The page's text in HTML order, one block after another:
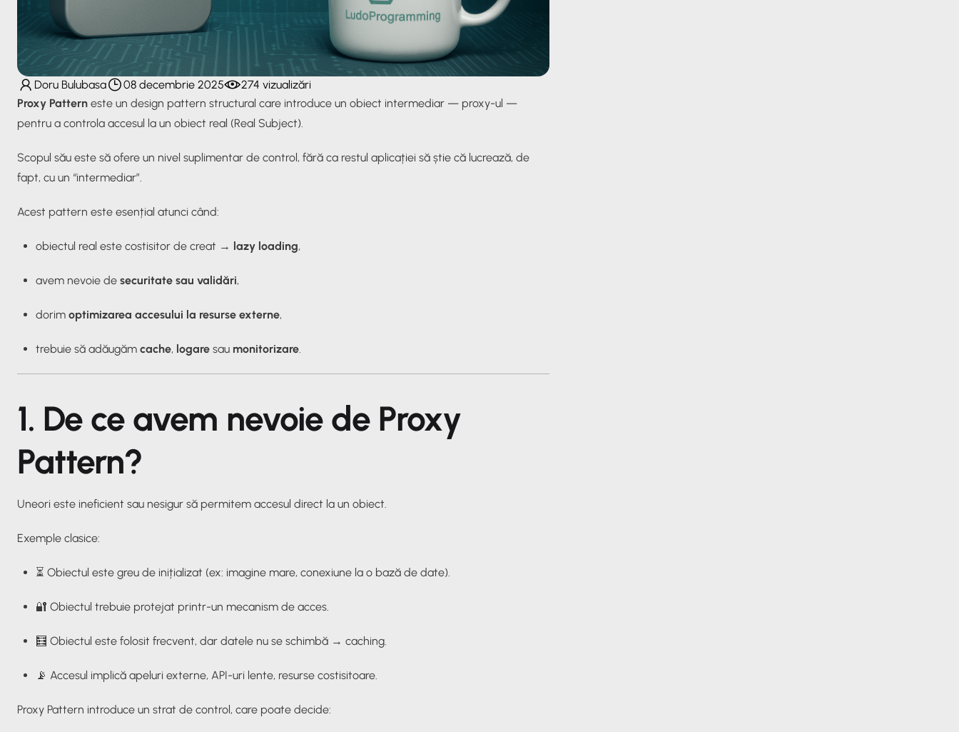
Doru Bulubasa 08 decembrie 2025
274 vizualizări
Proxy Pattern este un design pattern structural care introduce un obiect intermediar — proxy-ul —
pentru a controla accesul la un obiect real (Real Subject).
Scopul său este să ofere un nivel suplimentar de control, fără ca restul aplicației să știe că lucrează, de
fapt, cu un “intermediar”.
Acest pattern este esențial atunci când:
obiectul real este costisitor de creat → lazy loading,
avem nevoie de securitate sau validări,
dorim optimizarea accesului la resurse externe,
trebuie să adăugăm cache, logaresau monitorizare.
1. De ce avem nevoie de Proxy
Pattern?
Uneori este ineficient sau nesigur să permitem accesul direct la un obiect.
Exemple clasice:
⏳ Obiectul este greu de inițializat (ex: imagine mare, conexiune la o bază de date).
🔐 Obiectul trebuie protejat printr-un mecanism de acces.
🧮 Obiectul este folosit frecvent, dar datele nu se schimbă → caching.
📡 Accesul implică apeluri externe, API-uri lente, resurse costisitoare.
Proxy Pattern introduce un strat de control , care poate decide: